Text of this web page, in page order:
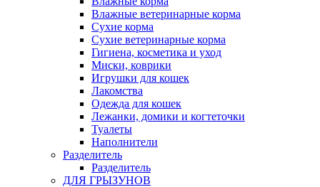
Влажные ветеринарные корма
Сухие корма
Сухие ветеринарные корма
Гигиена, косметика и уход
Миски, коврики
Игрушки для кошек
Лакомства
Одежда для кошек
Лежанки, домики и когтеточки
Туалеты
Наполнители
Pазделитель
Разделитель
ДЛЯ ГРЫЗУНОВ